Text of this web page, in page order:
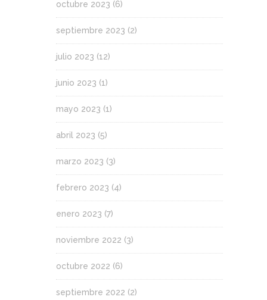
octubre 2023 (6)
septiembre 2023 (2)
julio 2023 (12)
junio 2023 (1)
mayo 2023 (1)
abril 2023 (5)
marzo 2023 (3)
febrero 2023 (4)
enero 2023 (7)
noviembre 2022 (3)
octubre 2022 (6)
septiembre 2022 (2)